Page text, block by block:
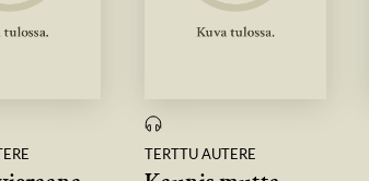
TERTTU AUTERE